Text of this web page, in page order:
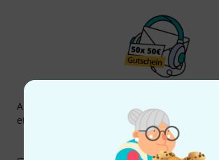
Abonniere den Thomann Newsletter und
etwas Glück einen von
50 Gutscheinen
Inspirierende Beiträge
Deals